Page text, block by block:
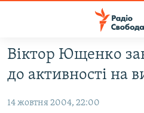
Перейти
до
основного
Перейти
РАДІО СВОБОДА – 70 РОКІВ
ВСЕ ЗА ДОБУ
СТАТТІ
Віктор Ющенко
до активності на
14 жовтня 2004, 22:00